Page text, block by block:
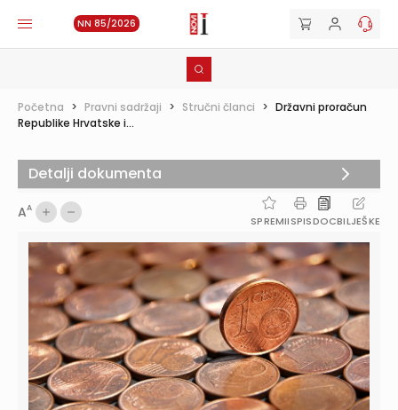
NN 85/2026
Početna > Pravni sadržaji > Stručni članci > Državni proračun
Republike Hrvatske i...
AA
SPREMIISPISDOCBILJEŠKE
Detalji dokumenta